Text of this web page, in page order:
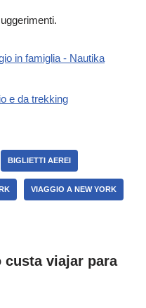
in famiglia - Nautika
e da trekking
BIGLIETTI AEREI
VIAGGIO A NEW YORK
custa viajar para